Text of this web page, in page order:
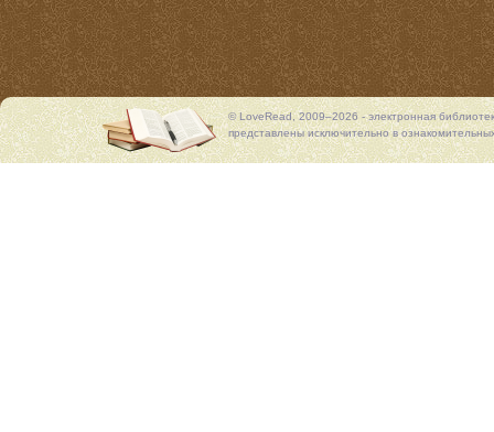
© LoveRead, 2009–2026 - электронная
представлены исключительно в